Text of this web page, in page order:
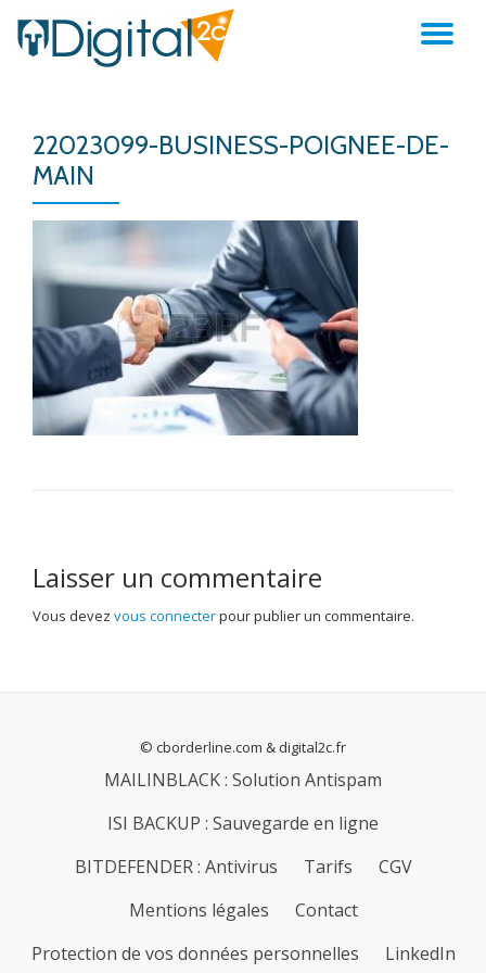
Aller
22023099-BUSINESS-POIGNEE-DE-
MAIN
Laisser un commentaire
Vous devez vous connecterpour publier un commentaire.
© cborderline.com & digital2c.fr
MAILINBLACK : Solution Antispam
ISI BACKUP : Sauvegarde en ligne
BITDEFENDER : Antivirus
Tarifs
CGV
Mentions légales
Contact
Protection de vos données personnelles
LinkedIn